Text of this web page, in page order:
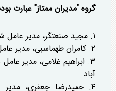
گروه "مدیران ممتاز" عبارت
۱. مجید صنعتگر، مدیر عامل شرکت مرغ اجداد زربال
۲. کامران طهماسبی، مدیر عامل شرکت مرغک
۳. ابراهیم غلامی، مدیر
آباد
۴. حمیدرضا جعفری،